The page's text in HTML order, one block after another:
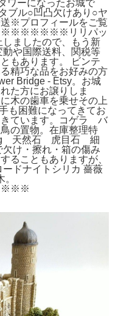
ワーになったお城で
ブル○凹凸欠けあり○ヤ
※プロフィールをご覧
リリパッ
しましたので、もう新
や国際送料、関税等
もあります。 ビンテ
精巧な品をお好みの方
Bridge - Etsy。お城
た方にお譲りしま
木の歯車を乗せその上
も困難になってきてお
きています。コゲラ バ
の置物。在庫整理特
天然石 虎目石 細
け・擦れ・箱の傷み
ることもありますが、
ドナイトシリカ 薔薇